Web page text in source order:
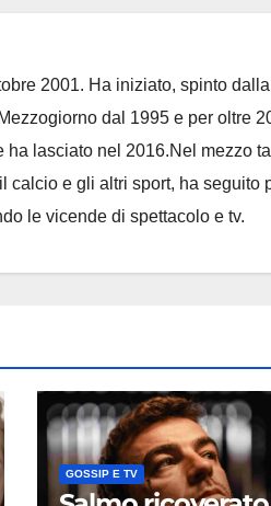
2001. Ha iniziato, spinto dalla
dal 1995 e per oltre
lasciato nel 2016.Nel mezzo
e gli altri sport, ha seguito
le vicende di spettacolo e tv.
GOSSIP E TV